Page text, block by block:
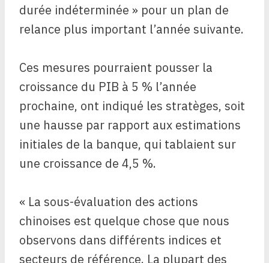
durée indéterminée » pour un plan de
relance plus important l’année suivante.
Ces mesures pourraient pousser la
croissance du PIB à 5 % l’année
prochaine, ont indiqué les stratèges, soit
une hausse par rapport aux estimations
initiales de la banque, qui tablaient sur
une croissance de 4,5 %.
« La sous-évaluation des actions
chinoises est quelque chose que nous
observons dans différents indices et
secteurs de référence. La plupart des